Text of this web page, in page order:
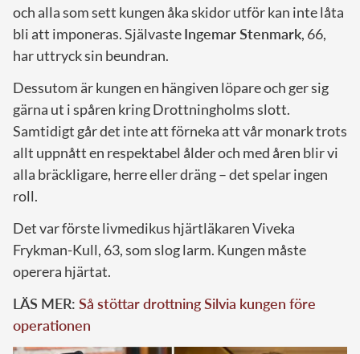
och alla som sett kungen åka skidor utför kan inte låta
bli att imponeras. SjälvasteIngemar Stenmark, 66,
har uttryck sin beundran.
Dessutom är kungen en hängiven löpare och ger sig
gärna ut i spåren kring Drottningholms slott.
Samtidigt går det inte att förneka att vår monark trots
allt uppnått en respektabel ålder och med åren blir vi
alla bräckligare, herre eller dräng – det spelar ingen
roll.
Det var förste livmedikus hjärtläkaren Viveka
Frykman-Kull, 63, som slog larm. Kungen måste
operera hjärtat.
LÄS MER: Så stöttar drottning Silvia kungen före
operationen